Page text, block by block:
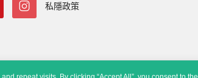
私隱政策